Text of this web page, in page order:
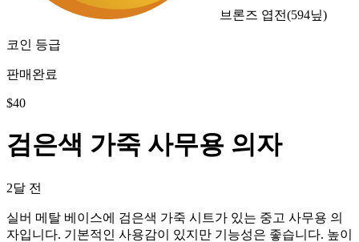
브론즈 엽전(594닢)
코인 등급
판매완료
$40
검은색 가죽 사무용 의자
2달 전
실버 메탈 베이스에 검은색 가죽 시트가 있는 중고 사무용 의
자입니다. 기본적인 사용감이 있지만 기능성은 좋습니다. 높이